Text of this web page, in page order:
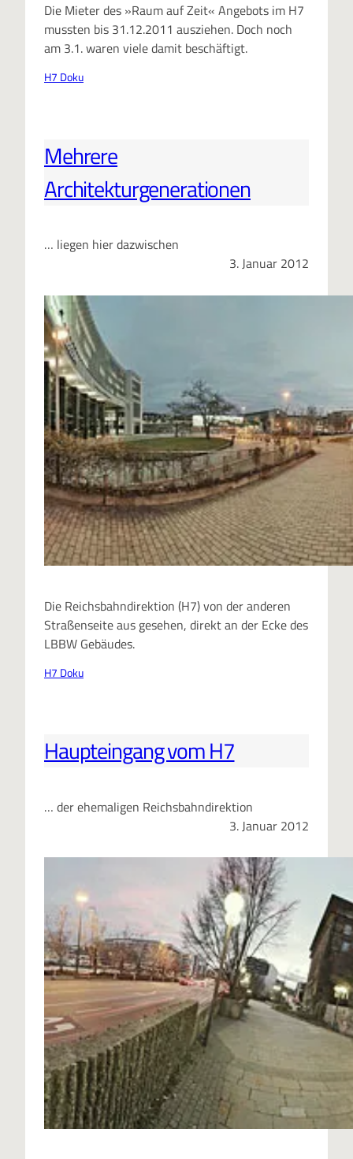
Die Mieter des »Raum auf Zeit« Angebots im H7
mussten bis 31.12.2011 ausziehen. Doch noch
am 3.1. waren viele damit beschäftigt.
H7 Doku
Mehrere
Architekturgenerationen
… liegen hier dazwischen
3. Januar 2012
Die Reichsbahndirektion (H7) von der anderen
Straßenseite aus gesehen, direkt an der Ecke des
LBBW Gebäudes.
H7 Doku
Haupteingang vom H7
… der ehemaligen Reichsbahndirektion
3. Januar 2012